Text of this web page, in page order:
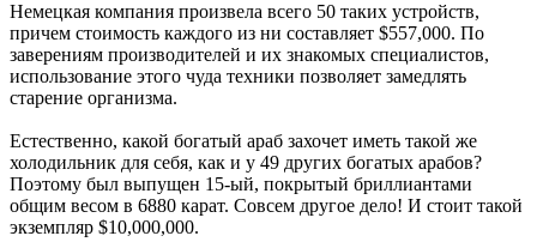
Немецкая компания произвела всего 50 таких устройств,
причем стоимость каждого из ни составляет $557,000. По
заверениям производителей и их знакомых специалистов,
использование этого чуда техники позволяет замедлять
старение организма.
Естественно, какой богатый араб захочет иметь такой же
холодильник для себя, как и у 49 других богатых арабов?
Поэтому был выпущен 15-ый, покрытый бриллиантами
общим весом в 6880 карат. Совсем другое дело! И стоит такой
экземпляр $10,000,000.